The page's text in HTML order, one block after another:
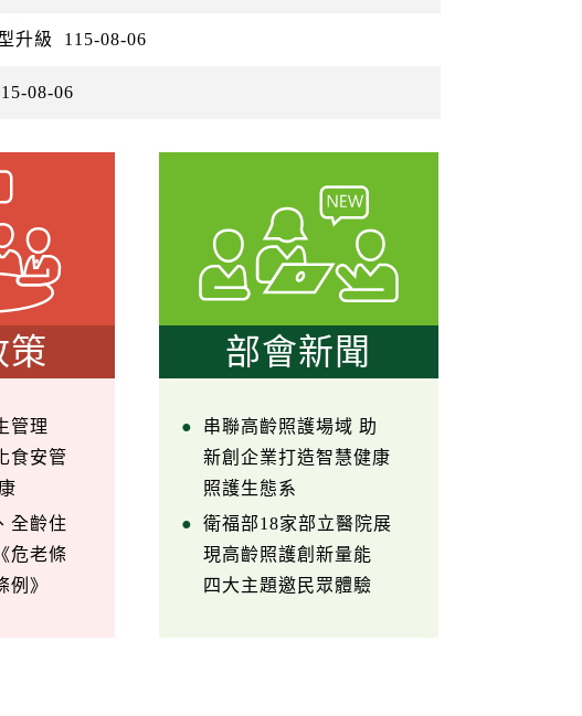
升級 115-08-06
08-06
策
管理
食安管
全齡住
危老條
例》
部會新聞
串聯高齡照護場域 助
新創企業打造智慧健康
照護生態系
衛福部18家部立醫院展
現高齡照護創新量能
四大主題邀民眾體驗